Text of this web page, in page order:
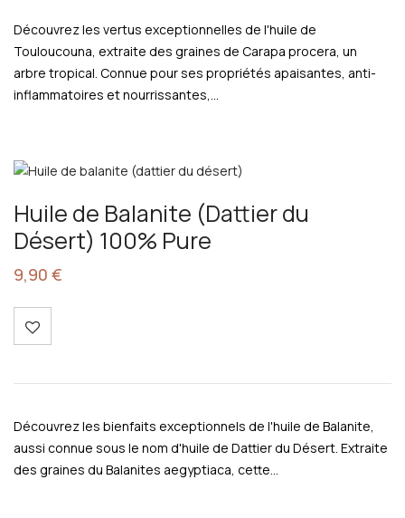
Découvrez les vertus exceptionnelles de l'huile de
Touloucouna, extraite des graines de Carapa procera, un
arbre tropical. Connue pour ses propriétés apaisantes, anti-
inflammatoires et nourrissantes,…
Huile de Balanite (Dattier du
Désert) 100% Pure
9,90 €
Découvrez les bienfaits exceptionnels de l'huile de Balanite,
aussi connue sous le nom d'huile de Dattier du Désert. Extraite
des graines du Balanites aegyptiaca, cette…